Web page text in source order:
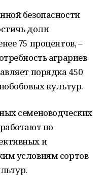
безопасности
доли
75 процентов, –
аграриев
порядка 450
культур.
семеноводческих
по
и
условиям сортов